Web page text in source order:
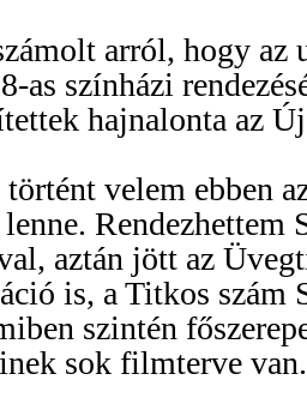
arról, hogy az
as színházi
hajnalonta az
velem ebben
Rendezhettem
aztán jött az
is, a Titkos szám
szintén
sok filmterve van.